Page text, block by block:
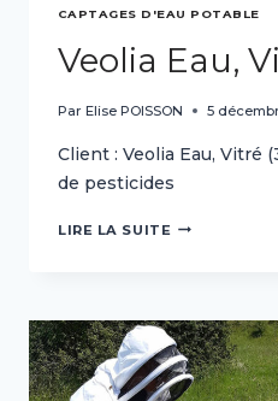
CAPTAGES D'EAU POTABLE
Veolia Eau,
Par Elise POISSON 5
Client : Veolia Eau, Vitré
de pesticides
LIRE LA SUITE VEOLIA